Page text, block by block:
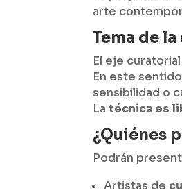
arte
Tema de
El eje
En este
sensibilidad o
Latécnica es
¿Quiénes
Podrán
Artistas de